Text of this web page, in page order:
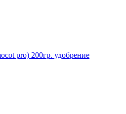
pro) 200гр. удобрение